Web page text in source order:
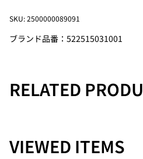
【注意事項】・サイズ・仕様につい
期により若干の誤差や仕様変更が生
・素材・お手入れについて素材の特
干の縮みや色落ちが生じる場合があ
SKU: 2500000089091
ブランド品番：522515031001
RELATED
VIEWED ITEMS